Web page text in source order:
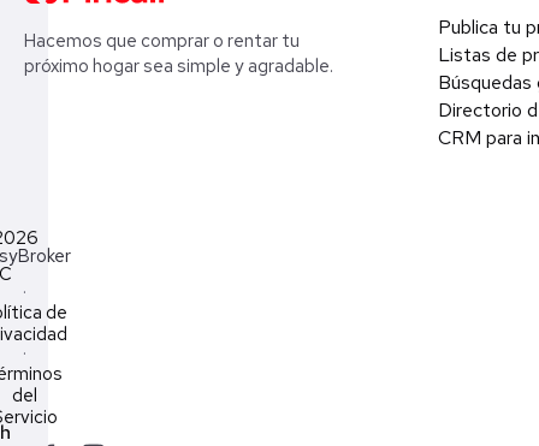
Hacemos que comprar o rentar tu
próximo hogar sea simple y agradable.
Publica tu
Listas de
Búsquedas
Directorio
CRM para
·
de
·
del